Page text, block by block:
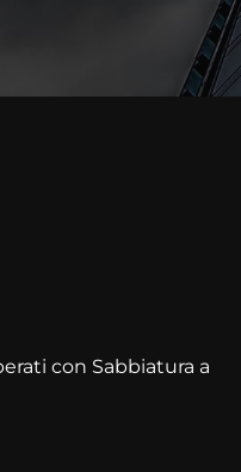
con Sabbiatura a